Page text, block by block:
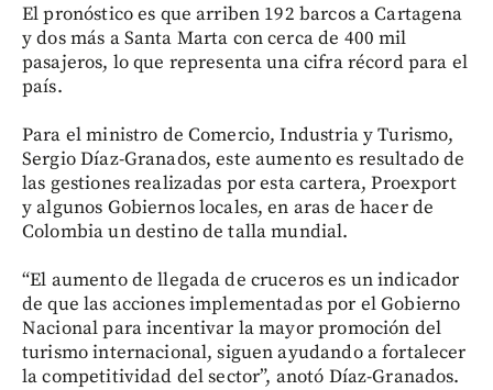
El pronóstico es que arriben 192 barcos a Cartagena
y dos más a Santa Marta con cerca de 400 mil
pasajeros, lo que representa una cifra récord para el
país.
Para el ministro de Comercio, Industria y Turismo,
Sergio Díaz-Granados, este aumento es resultado de
las gestiones realizadas por esta cartera, Proexport
y algunos Gobiernos locales, en aras de hacer de
Colombia un destino de talla mundial.
“El aumento de llegada de cruceros es un indicador
de que las acciones implementadas por el Gobierno
Nacional para incentivar la mayor promoción del
turismo internacional, siguen ayudando a fortalecer
la competitividad del sector”, anotó Díaz-Granados.